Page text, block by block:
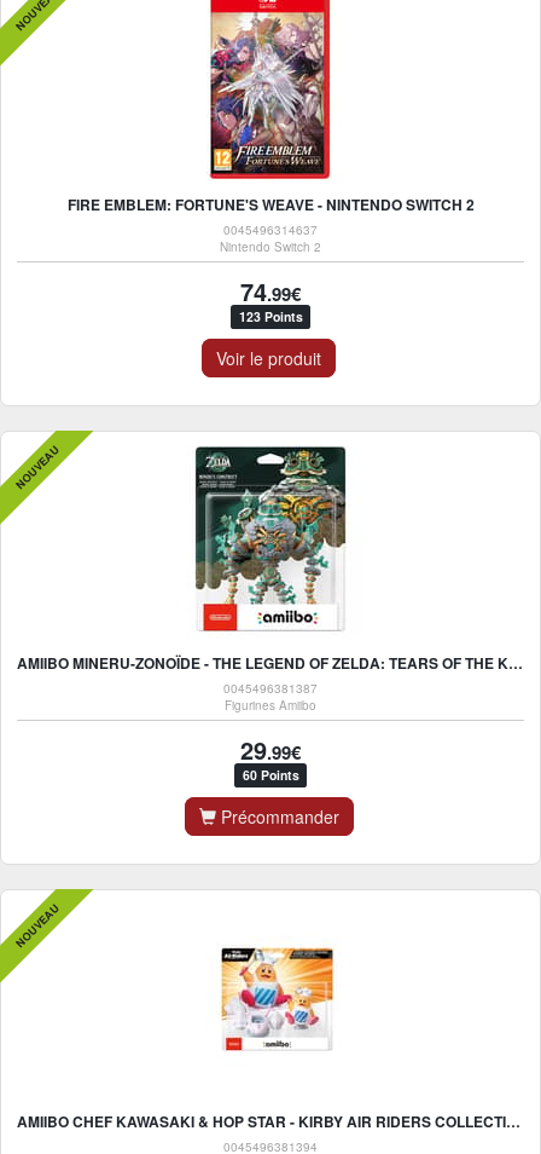
FIRE EMBLEM: FORTUNE'S WEAVE - NINTENDO SWITCH 2
0045496314637
Nintendo Switch 2
74.99€
123 Points
Voir le produit
AMIIBO MINERU-ZONOÏDE - THE LEGEND OF ZELDA: TEARS OF THE KINGDOM COLLECTION
0045496381387
Figurines Amiibo
29.99€
60 Points
Précommander
NOUVEAU
AMIIBO CHEF KAWASAKI & HOP STAR - KIRBY AIR RIDERS COLLECTION
0045496381394
NOUVEAU